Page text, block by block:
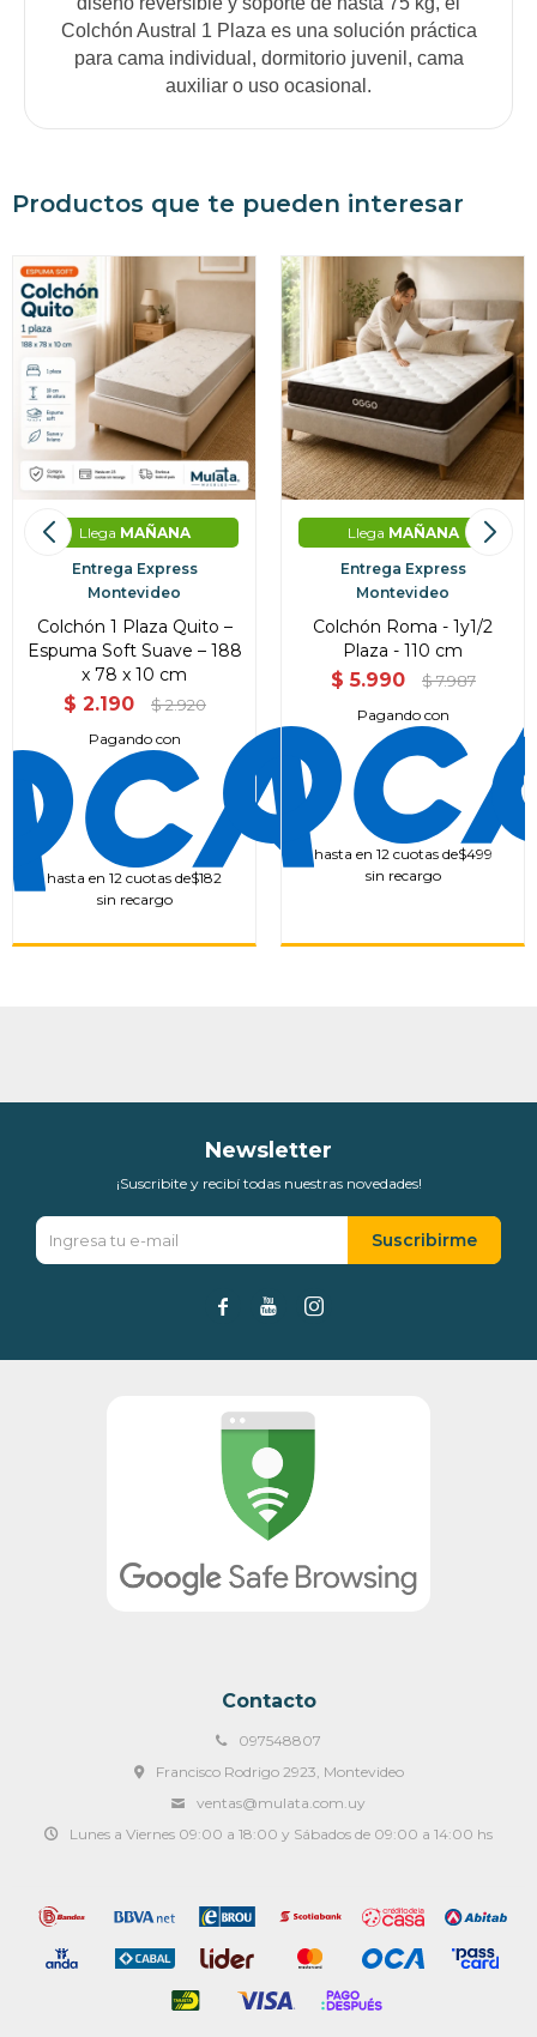
Colchón Austral 1 Plaza es una solución práctica
para cama individual, dormitorio juvenil, cama
auxiliar o uso ocasional.
Productos que te pueden interesar
Llega MAÑANA
Entrega Express
Montevideo
Colchón 1 Plaza Quito –
Espuma Soft Suave – 188
x 78 x 10 cm
$ 2.190 $ 2.920
Pagando con
hasta en 12 cuotas de$182
sin recargo
Llega MAÑANA
Entrega Express
Montevideo
Colchón Roma - 1y1/2
Plaza - 110 cm
$ 5.990 $ 7.987
Pagando con
hasta en 12 cuotas de$499
sin recargo
Contacto
097548807
Francisco Rodrigo 2923, Montevideo
ventas@mulata.com.uy
Lunes a Viernes 09:00 a 18:00 y Sábados de 09:00 a 14:00 hs
Newsletter
¡Suscribite y recibí todas nuestras novedades!
Suscribirme
  